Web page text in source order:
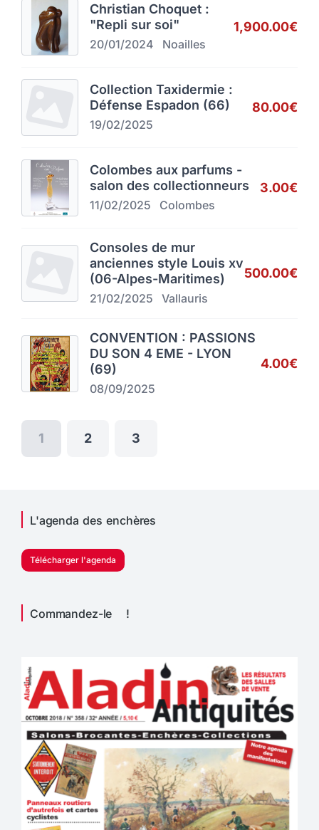
Christian Choquet :
"Repli sur soi"
20/01/2024 Noailles
1,900.00€
Collection Taxidermie :
Défense Espadon (66)
19/02/2025
80.00€
Colombes aux parfums -
salon des collectionneurs
11/02/2025 Colombes
3.00€
Consoles de mur
anciennes style Louis xv
(06-Alpes-Maritimes)
21/02/2025 Vallauris
500.00€
CONVENTION : PASSIONS
DU SON 4 EME - LYON
(69)
08/09/2025
4.00€
1 2 3
L'agenda des enchères
Télécharger l'agenda
Commandez-le !